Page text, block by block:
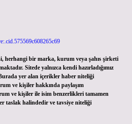
herhangi bir marka, kurum veya şahıs şirketi
Sitede yalnızca kendi hazırladığımız
yer alan içerikler haber niteliği
ve kişiler hakkında paylaşım
ve kişiler ile isim benzerlikleri tamamen
taslak halindedir ve tavsiye niteliği